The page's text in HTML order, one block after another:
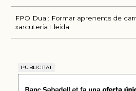
FPO Dual: Formar aprenents de
xarcuteria Lleida
PUBLICITAT